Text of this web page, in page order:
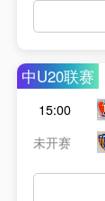
中U20联赛
15:00
未开赛